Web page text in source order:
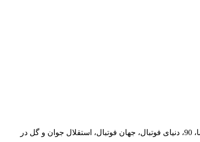
دنیای فوتبال، جهان فوتبال، استقلال جوان و گل در